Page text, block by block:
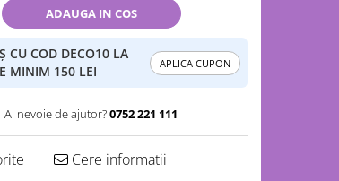
ADAUGA IN COS
CU COD DECO10 LA
MINIM 150 LEI
APLICA CUPON
Ai nevoie de ajutor?0752 221 111
Cere informatii